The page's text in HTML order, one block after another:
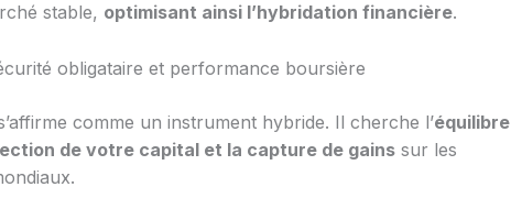
stable, optimisant ainsi l’hybridation financière.
obligataire et performance boursière
comme un instrument hybride. Il cherche l’équilibre
de votre capital et la capture de gains sur les